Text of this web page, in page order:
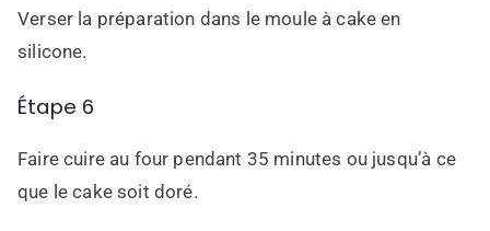
Verser la préparation dans le moule à cake en
silicone.
Étape 6
Faire cuire au four pendant 35 minutes ou jusqu’à ce
que le cake soit doré.